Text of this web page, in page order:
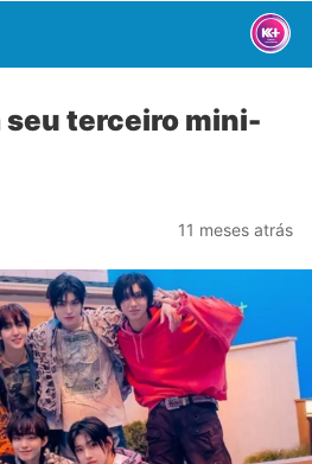
terceiro mini-
11 meses atrás